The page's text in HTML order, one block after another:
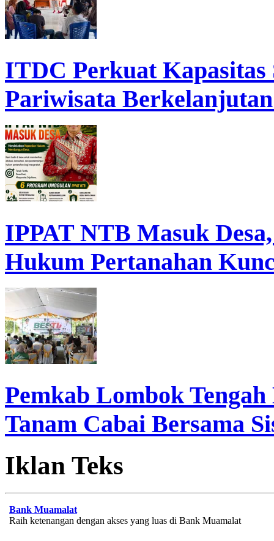
ITDC Perkuat
Pariwisata
IPPAT NTB Masuk
Hukum Pertanahan
Pemkab Lombok
Tanam Cabai Bersama
Iklan Teks
Bank Muamalat
Raih ketenangan dengan akses yang luas di Bank Muamalat